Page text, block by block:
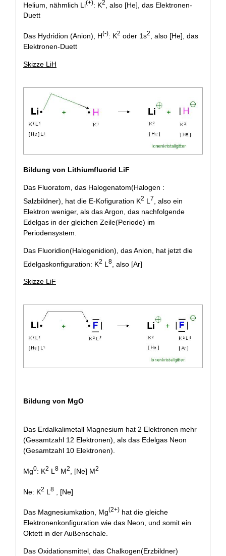
Helium, nähmlich Li(+): K2
, also [He], das Elektronen-
Duett
Das Hydridion (Anion), H(-): K2 oder 1s2
, also [He], das
Elektronen-Duett
Skizze LiH
Bildung von Lithiumfluorid LiF
Das Fluoratom, das Halogenatom(Halogen :
Salzbildner), hat die E-Kofiguration K2 L 7
, also ein
Elektron weniger, als das Argon, das nachfolgende
Edelgas in der gleichen Zeile(Periode) im
Periodensystem.
Das Fluoridion(Halogenidion), das Anion, hat jetzt die
Edelgaskonfiguration: K2 L 8 , also [Ar]
Skizze LiF
Bildung von MgO
Das Erdalkalimetall Magnesium hat 2 Elektronen mehr
(Gesamtzahl 12 Elektronen), als das Edelgas Neon
(Gesamtzahl 10 Elektronen).
Mg0: K2 L 8 M2 , [Ne] M2
Ne: K2 L 8 , [Ne]
Das Magnesiumkation, Mg(2+) hat die gleiche
Elektronenkonfiguration wie das Neon, und somit ein
Oktett in der Außenschale.
Das Oxidationsmittel, das Chalkogen(Erzbildner)